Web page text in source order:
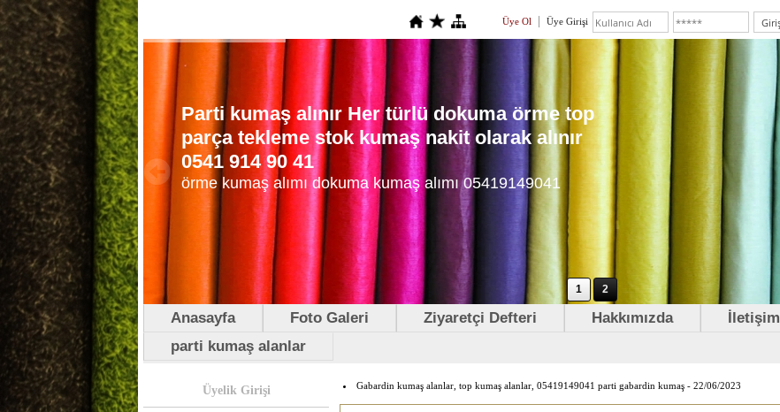
Üye Ol Üye Girişi
Parti kumaş alınır Her türlü dokuma örme top
parça tekleme stok kumaş nakit olarak alınır
0541 914 90 41
örme kumaş alımı dokuma kumaş alımı 05419149041
1 2
Anasayfa Foto Galeri Ziyaretçi Defteri Hakkımızda İletişim
parti kumaş alanlar
Üyelik Girişi Gabardin kumaş alanlar, top kumaş alanlar, 05419149041 parti gabardin kumaş - 22/06/2023